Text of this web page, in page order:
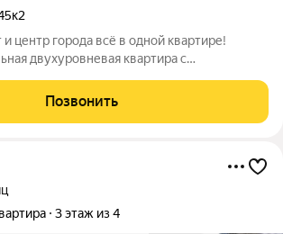
всё в одной квартире!
двухуровневая квартира с
мечта
Позвонить
3 этаж из 4